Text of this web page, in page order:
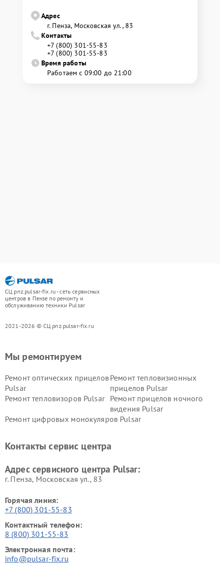
Адрес
г. Пенза, Московская ул., 83
Контакты
+7 (800) 301-55-83
+7 (800) 301-55-83
Время работы
Работаем с 09:00 до 21:00
СЦ pnz.pulsar-fix.ru - сеть сервисных
центров в Пензе по ремонту и
обслуживанию техники Pulsar
2021-2026 © СЦ pnz.pulsar-fix.ru
Мы ремонтируем
Ремонт оптических прицелов
Pulsar
Ремонт тепловизионных
прицелов Pulsar
Ремонт тепловизоров Pulsar
Ремонт прицелов ночного
видения Pulsar
Ремонт цифровых монокуляров Pulsar
Контакты сервис центра
Адрес сервисного центра Pulsar:
г. Пенза, Московская ул., 83
Горячая линия:
+7 (800) 301-55-83
Контактный телефон:
8 (800) 301-55-83
Электронная почта:
info@pulsar-fix.ru